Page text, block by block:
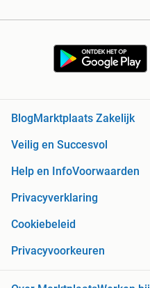
Blog Marktplaats Zakelijk
Veilig en Succesvol
Help en InfoVoorwaarden
Privacyverklaring
Cookiebeleid
Privacyvoorkeuren